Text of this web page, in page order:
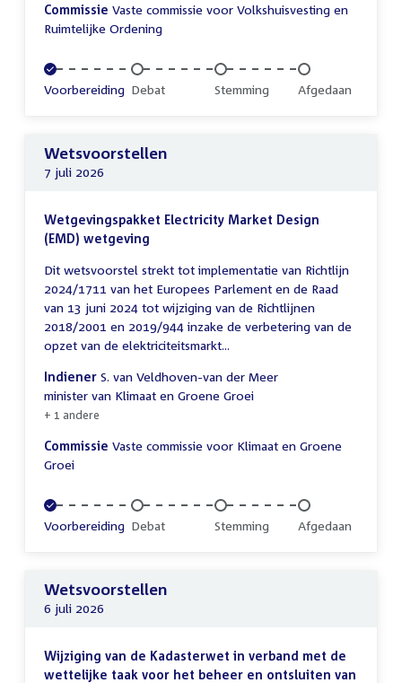
Commissie Vaste commissie voor Volkshuisvesting en
Ruimtelijke Ordening
Voltooid:
Voorbereiding Onvoltooid:
Debat Onvoltooid:
Stemming Onvoltooid:
Afgedaan
Wetsvoorstellen
7 juli 2026
Wetgevingspakket Electricity Market Design
(EMD) wetgeving
Dit wetsvoorstel strekt tot implementatie van Richtlijn
2024/1711 van het Europees Parlement en de Raad
van 13 juni 2024 tot wijziging van de Richtlijnen
2018/2001 en 2019/944 inzake de verbetering van de
opzet van de elektriciteitsmarkt...
Indiener S. van Veldhoven-van der Meer
minister van Klimaat en Groene Groei
+ 1 andere
Commissie Vaste commissie voor Klimaat en Groene
Groei
Voltooid:
Voorbereiding Onvoltooid:
Debat Onvoltooid:
Stemming Onvoltooid:
Afgedaan
Wetsvoorstellen
6 juli 2026
Wijziging van de Kadasterwet in verband met de
wettelijke taak voor het beheer en ontsluiten van